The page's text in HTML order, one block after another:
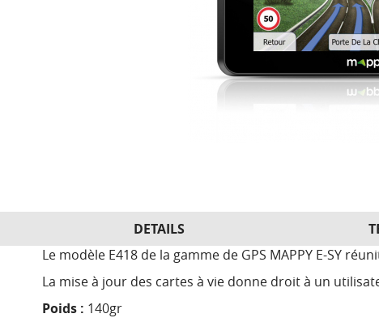
DETAILS
Le modèle E418 de la gamme de GPS MAPPY E-SY
La mise à jour des cartes à vie donne droit à un
Poids : 140gr